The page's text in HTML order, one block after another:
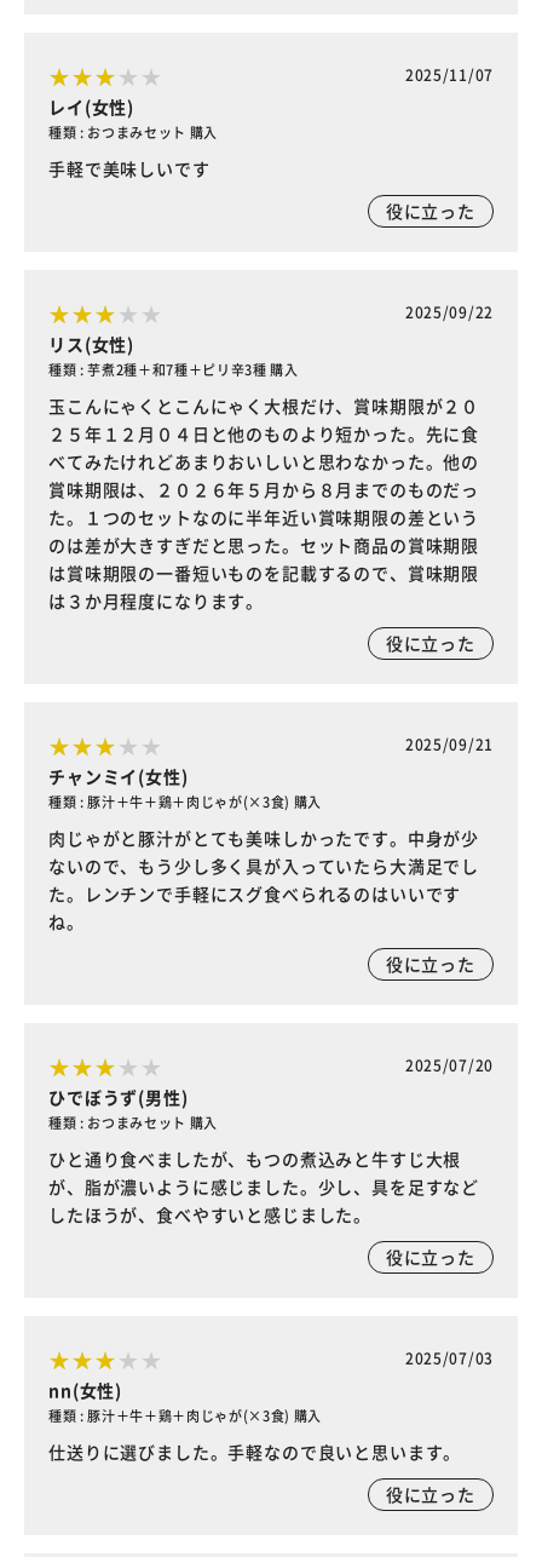
2025/11/07
レイ(女性)
種類 : おつまみセット 購入
手軽で美味しいです
役に立った
2025/09/22
リス(女性)
種類 : 芋煮2種＋和7種＋ピリ辛3種 購入
玉こんにゃくとこんにゃく大根だけ、賞味期限が２０
２５年１２月０４日と他のものより短かった。先に食
べてみたけれどあまりおいしいと思わなかった。他の
賞味期限は、２０２６年５月から８月までのものだっ
た。１つのセットなのに半年近い賞味期限の差という
のは差が大きすぎだと思った。セット商品の賞味期限
は賞味期限の一番短いものを記載するので、賞味期限
は３か月程度になります。
役に立った
2025/09/21
チャンミイ(女性)
種類 : 豚汁＋牛＋鶏＋肉じゃが(×3食) 購入
肉じゃがと豚汁がとても美味しかったです。中身が少
ないので、もう少し多く具が入っていたら大満足でし
た。レンチンで手軽にスグ食べられるのはいいです
ね。
役に立った
2025/07/20
ひでぼうず(男性)
種類 : おつまみセット 購入
ひと通り食べましたが、もつの煮込みと牛すじ大根
が、脂が濃いように感じました。少し、具を足すなど
したほうが、食べやすいと感じました。
役に立った
2025/07/03
nn(女性)
種類 : 豚汁＋牛＋鶏＋肉じゃが(×3食) 購入
仕送りに選びました。手軽なので良いと思います。
役に立った